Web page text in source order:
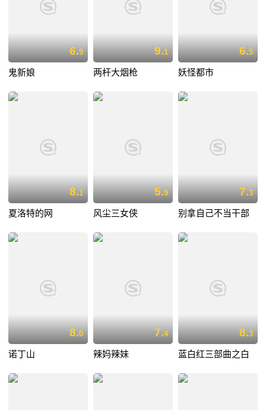
6.9
鬼新娘
9.1
两杆大烟枪
6.5
妖怪都市
8.1
夏洛特的网
5.9
风尘三女侠
7.3
别拿自己不当干部
8.0
诺丁山
7.4
辣妈辣妹
8.3
蓝白红三部曲之白